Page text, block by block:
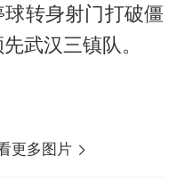
转身射门打破僵
武汉三镇队。
更多图片